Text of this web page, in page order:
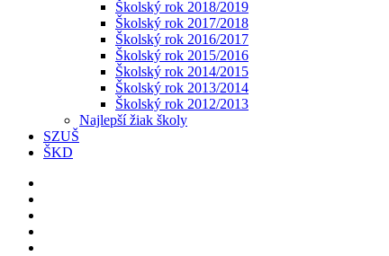
Školský rok 2018/2019
Školský rok 2017/2018
Školský rok 2016/2017
Školský rok 2015/2016
Školský rok 2014/2015
Školský rok 2013/2014
Školský rok 2012/2013
Najlepší žiak školy
SZUŠ
ŠKD